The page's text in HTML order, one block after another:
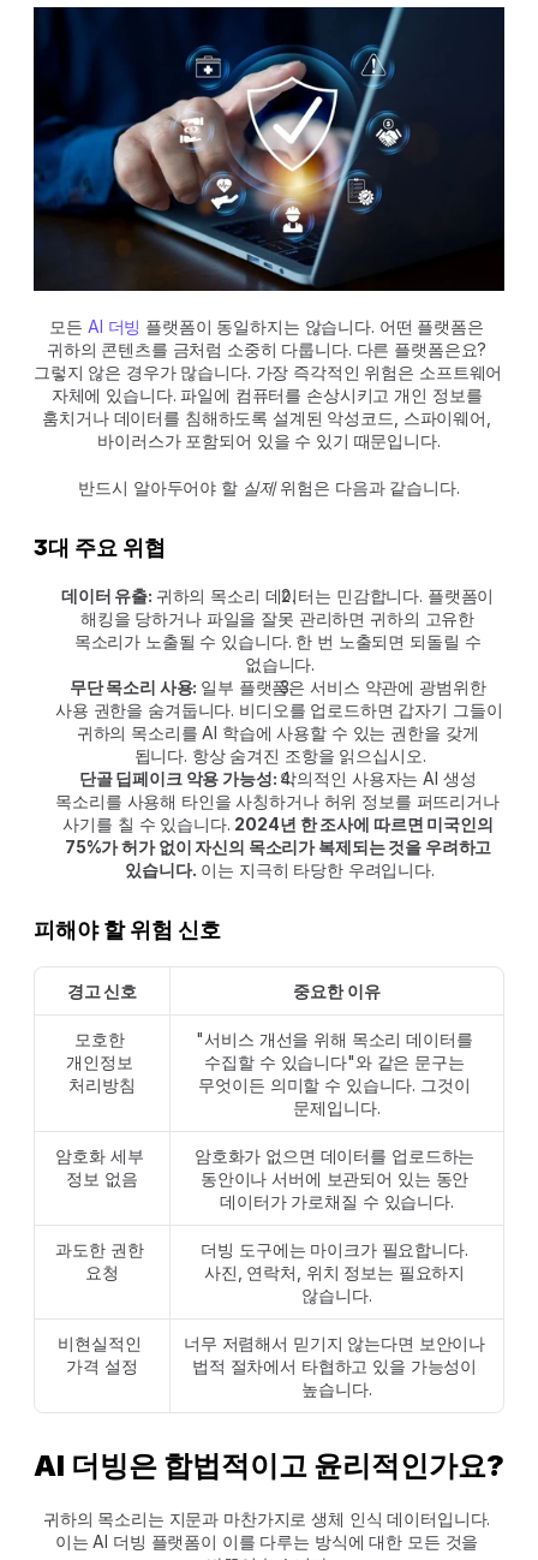
모든 AI 더빙 플랫폼이 동일하지는 않습니다. 어떤 플랫폼은
귀하의 콘텐츠를 금처럼 소중히 다룹니다. 다른 플랫폼은요?
그렇지 않은 경우가 많습니다. 가장 즉각적인 위험은 소프트웨어
자체에 있습니다. 파일에 컴퓨터를 손상시키고 개인 정보를
훔치거나 데이터를 침해하도록 설계된 악성코드, 스파이웨어,
바이러스가 포함되어 있을 수 있기 때문입니다.
반드시 알아두어야 할 실제 위험은 다음과 같습니다.
3대 주요 위협
데이터 유출: 귀하의 목소리 데이터는 민감합니다. 플랫폼이
해킹을 당하거나 파일을 잘못 관리하면 귀하의 고유한
목소리가 노출될 수 있습니다. 한 번 노출되면 되돌릴 수
없습니다.
무단 목소리 사용: 일부 플랫폼은 서비스 약관에 광범위한
사용 권한을 숨겨둡니다. 비디오를 업로드하면 갑자기 그들이
귀하의 목소리를 AI 학습에 사용할 수 있는 권한을 갖게
됩니다. 항상 숨겨진 조항을 읽으십시오.
단골 딥페이크 악용 가능성: 악의적인 사용자는 AI 생성
목소리를 사용해 타인을 사칭하거나 허위 정보를 퍼뜨리거나
사기를 칠 수 있습니다. 2024년 한 조사에 따르면 미국인의
75%가 허가 없이 자신의 목소리가 복제되는 것을 우려하고
있습니다. 이는 지극히 타당한 우려입니다.
피해야 할 위험 신호
경고 신호 중요한 이유
모호한
개인정보
처리방침
"서비스 개선을 위해 목소리 데이터를
수집할 수 있습니다"와 같은 문구는
무엇이든 의미할 수 있습니다. 그것이
문제입니다.
암호화 세부
정보 없음
암호화가 없으면 데이터를 업로드하는
동안이나 서버에 보관되어 있는 동안
데이터가 가로채질 수 있습니다.
과도한 권한
요청
더빙 도구에는 마이크가 필요합니다.
사진, 연락처, 위치 정보는 필요하지
않습니다.
비현실적인
가격 설정
너무 저렴해서 믿기지 않는다면 보안이나
법적 절차에서 타협하고 있을 가능성이
높습니다.
AI 더빙은 합법적이고 윤리적인가요?
귀하의 목소리는 지문과 마찬가지로 생체 인식 데이터입니다.
이는 AI 더빙 플랫폼이 이를 다루는 방식에 대한 모든 것을